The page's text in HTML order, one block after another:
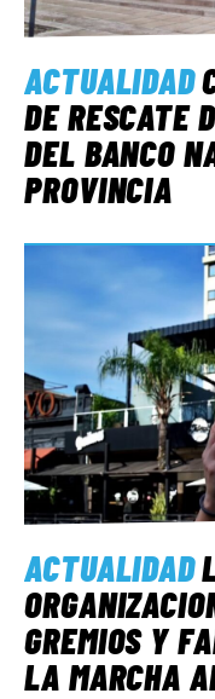
ACTUALIDAD
DE RESCATE
DEL BANCO
PROVINCIA
ACTUALIDAD
GREMIOS Y
LA MARCHA